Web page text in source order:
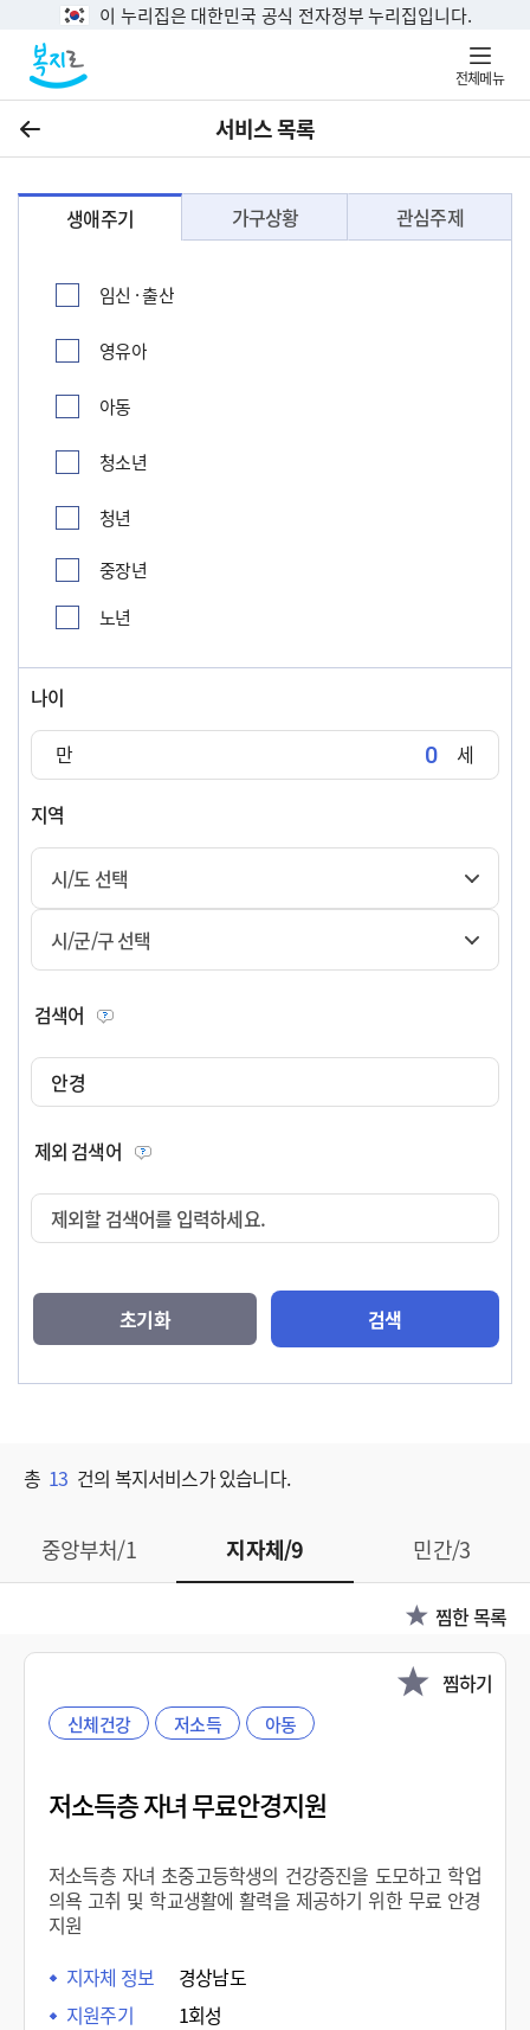
이 누리집은 대한민국 공식 전자정부 누리집입니다.
전체메뉴
이전 서비스 목록
생애주기 가구상황 관심주제
임신 · 출산
영유아
아동
청소년
청년
중장년
노년
나이
만
세
지역
시/도 선택
시/군/구 선택
검색어
제외 검색어
제외할 검색어를 입력하세요.
초기화 검색
총 13 건의 복지서비스가 있습니다.
중앙부처/1 지자체/9 민간/3
찜한 목록
찜하기
신체건강 저소득 아동
저소득층 자녀 무료안경지원
저소득층 자녀 초중고등학생의 건강증진을 도모하고 학업
의욕 고취 및 학교생활에 활력을 제공하기 위한 무료 안경
지원
지자체 정보
경상남도
지원주기
1회성